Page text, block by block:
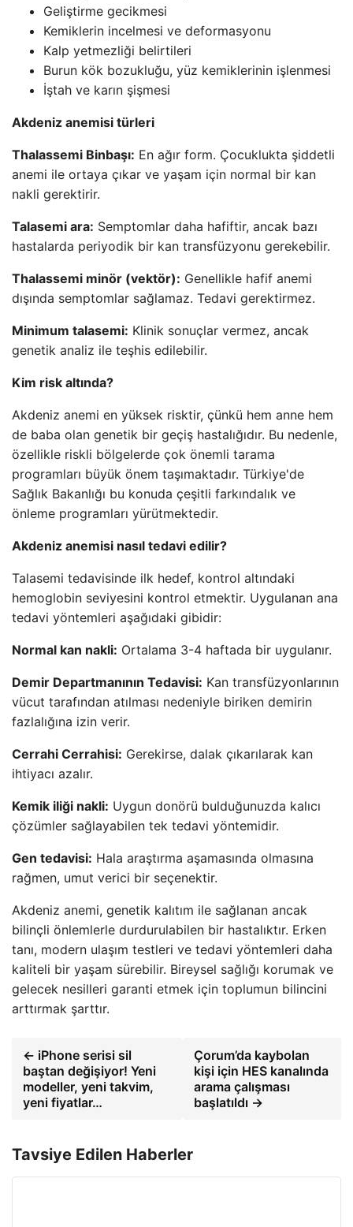
Geliştirme gecikmesi
Kemiklerin incelmesi ve deformasyonu
Kalp yetmezliği belirtileri
Burun kök bozukluğu, yüz kemiklerinin işlenmesi
İştah ve karın şişmesi
Akdeniz anemisi türleri
Thalassemi Binbaşı: En ağır form. Çocuklukta şiddetli
anemi ile ortaya çıkar ve yaşam için normal bir kan
nakli gerektirir.
Talasemi ara: Semptomlar daha hafiftir, ancak bazı
hastalarda periyodik bir kan transfüzyonu gerekebilir.
Thalassemi minör (vektör): Genellikle hafif anemi
dışında semptomlar sağlamaz. Tedavi gerektirmez.
Minimum talasemi: Klinik sonuçlar vermez, ancak
genetik analiz ile teşhis edilebilir.
Kim risk altında?
Akdeniz anemi en yüksek risktir, çünkü hem anne hem
de baba olan genetik bir geçiş hastalığıdır. Bu nedenle,
özellikle riskli bölgelerde çok önemli tarama
programları büyük önem taşımaktadır. Türkiye'de
Sağlık Bakanlığı bu konuda çeşitli farkındalık ve
önleme programları yürütmektedir.
Akdeniz anemisi nasıl tedavi edilir?
Talasemi tedavisinde ilk hedef, kontrol altındaki
hemoglobin seviyesini kontrol etmektir. Uygulanan ana
tedavi yöntemleri aşağıdaki gibidir:
Normal kan nakli: Ortalama 3-4 haftada bir uygulanır.
Demir Departmanının Tedavisi: Kan transfüzyonlarının
vücut tarafından atılması nedeniyle biriken demirin
fazlalığına izin verir.
Cerrahi Cerrahisi: Gerekirse, dalak çıkarılarak kan
ihtiyacı azalır.
Kemik iliği nakli: Uygun donörü bulduğunuzda kalıcı
çözümler sağlayabilen tek tedavi yöntemidir.
Gen tedavisi: Hala araştırma aşamasında olmasına
rağmen, umut verici bir seçenektir.
Akdeniz anemi, genetik kalıtım ile sağlanan ancak
bilinçli önlemlerle durdurulabilen bir hastalıktır. Erken
tanı, modern ulaşım testleri ve tedavi yöntemleri daha
kaliteli bir yaşam sürebilir. Bireysel sağlığı korumak ve
gelecek nesilleri garanti etmek için toplumun bilincini
arttırmak şarttır.
← iPhone serisi sil
baştan değişiyor! Yeni
modeller, yeni takvim,
yeni fiyatlar…
Çorum’da kaybolan
kişi için HES kanalında
arama çalışması
başlatıldı →
Tavsiye Edilen Haberler